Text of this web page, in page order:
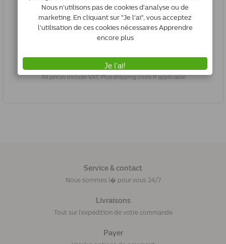
8711231126484
In Stock
*
(€4.12/1pcs)
Ajouter au panier
All prices include VAT, Plus shipping costs if applicable
Service & contact
Nous sommes l� pour vous 24/7
Livraisons
Tout sur l'expédition de votre commande
Payer